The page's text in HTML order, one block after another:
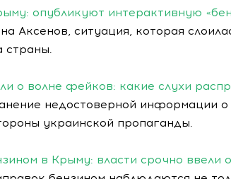
опубликуют интерактивную
Аксенов, ситуация, которая
страны.
о волне фейков: какие слухи
недостоверной информации
украинской пропаганды.
в Крыму: власти срочно ввели